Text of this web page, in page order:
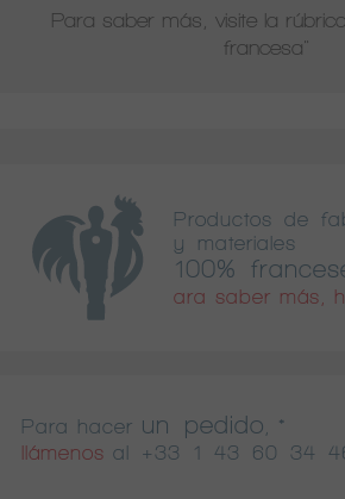
Para saber más, visite la rúbrica
francesa"
Productos de
y materiales
100%
ara saber más,
Para hacer un pedido , *
llámenos al +33 1 43 60 34